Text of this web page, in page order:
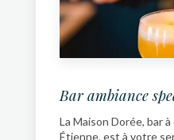
Bar ambiance
La Maison Dorée, bar
Étienne, est à votre